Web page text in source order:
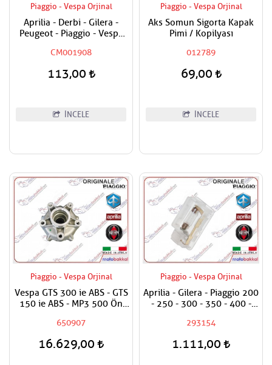
Piaggio - Vespa Orjinal
Aprilia - Derbi - Gilera -
Peugeot - Piaggio - Vespa
Kelepçesi
CM001908
113,00
İNCELE
Piaggio - Vespa Orjinal
Aks Somun Sigorta Kapak
Pimi / Kopilyası
012789
69,00
İNCELE
Piaggio - Vespa Orjinal
Vespa GTS 300 ie ABS - GTS
150 ie ABS - MP3 500 Ön
650907
16.629,00
Piaggio - Vespa Orjinal
Aprilia - Gilera - Piaggio 200
- 250 - 300 - 350 - 400 -
293154
1.111,00